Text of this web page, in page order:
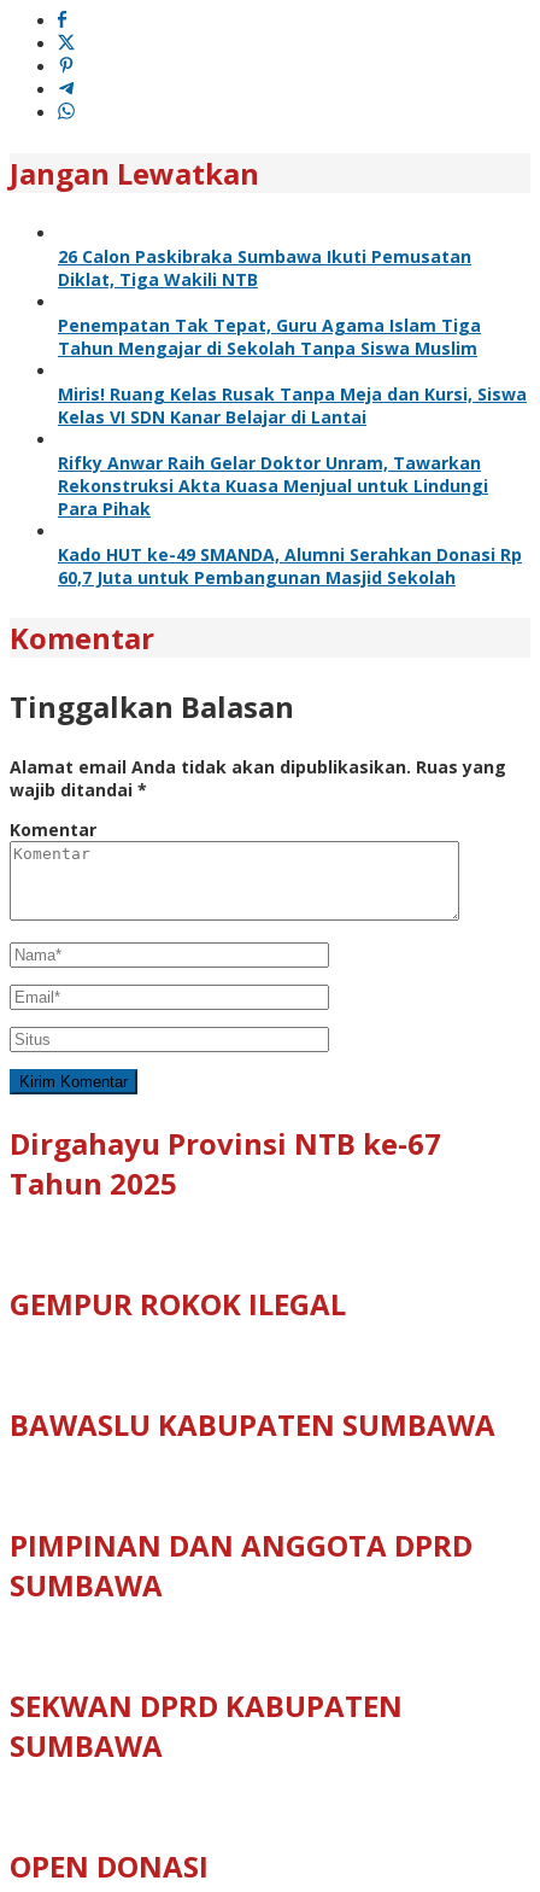
Jangan Lewatkan
26 Calon Paskibraka Sumbawa Ikuti Pemusatan
Diklat, Tiga Wakili NTB
Penempatan Tak Tepat, Guru Agama Islam Tiga
Tahun Mengajar di Sekolah Tanpa Siswa Muslim
Miris! Ruang Kelas Rusak Tanpa Meja dan Kursi, Siswa
Kelas VI SDN Kanar Belajar di Lantai
Rifky Anwar Raih Gelar Doktor Unram, Tawarkan
Rekonstruksi Akta Kuasa Menjual untuk Lindungi
Para Pihak
Kado HUT ke-49 SMANDA, Alumni Serahkan Donasi Rp
60,7 Juta untuk Pembangunan Masjid Sekolah
Komentar
Tinggalkan Balasan
Alamat email Anda tidak akan dipublikasikan. Ruas yang
wajib ditandai *
Komentar
Dirgahayu Provinsi NTB ke-67
Tahun 2025
GEMPUR ROKOK ILEGAL
BAWASLU KABUPATEN SUMBAWA
PIMPINAN DAN ANGGOTA DPRD
SUMBAWA
SEKWAN DPRD KABUPATEN
SUMBAWA
OPEN DONASI